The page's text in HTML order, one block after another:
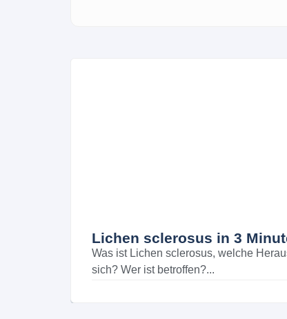
Lichen sclerosus in 3
Was ist Lichen sclerosus, welche
sich? Wer ist betroffen?...